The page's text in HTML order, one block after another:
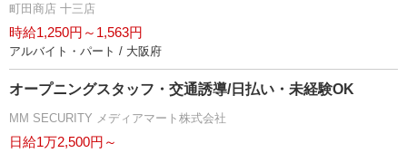
町田商店 十三店
時給1,250円～1,563円
アルバイト・パート / 大阪府
オープニングスタッフ・交通誘導/日払い・未経験OK
MM SECURITY メディアマート株式会社
日給1万2,500円～